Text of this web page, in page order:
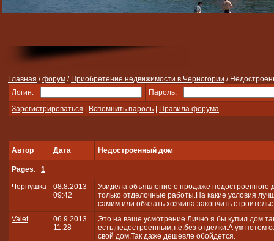
Главная /форум / Приобретение недвижимости в Черногории /
Логин:
Пароль:
Зарегистрироваться
Вспомнить пароль Правила форума
Автор Дата Недостроенный дом
Pages: 1
Чернушка
08.8.2013
09:42
Увидела объявление о продаже недостроенного
только отделочные работы.На какие условия
самим или обязать хозяина закончить
Valet
06.9.2013
11:28
Это на ваше усмотрение.Лично я бы купил дом
есть,недостроенным,т.е.без отделки.А уж потом
свой дом.Так даже дешевле обойдется.